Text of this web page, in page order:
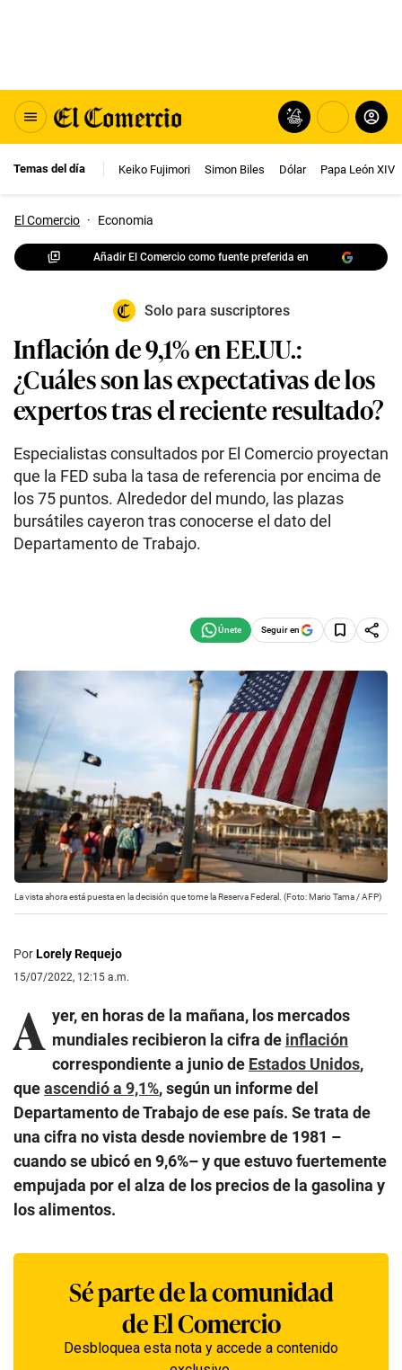
Temas del día Keiko Fujimori Simon Biles Dólar Papa León XIV
El Comercio · Economia
Añadir El Comercio como fuente preferida en
Solo para suscriptores
Inflación de 9,1% en EE.UU.:
¿Cuáles son las expectativas de los
expertos tras el reciente resultado?
Especialistas consultados por El Comercio proyectan
que la FED suba la tasa de referencia por encima de
los 75 puntos. Alrededor del mundo, las plazas
bursátiles cayeron tras conocerse el dato del
Departamento de Trabajo.
Seguir en
La vista ahora está puesta en la decisión que tome la Reserva Federal. (Foto: Mario Tama / AFP)
PorLorely Requejo
15/07/2022, 12:15 a.m.
A yer, en horas de la mañana, los mercados
mundiales recibieron la cifra de inflación
correspondiente a junio de Estados Unidos,
queascendió a 9,1%, según un informe del
Departamento de Trabajo de ese país. Se trata de
una cifra no vista desde noviembre de 1981 –
cuando se ubicó en 9,6%– y que estuvo fuertemente
empujada por el alza de los precios de la gasolina y
los alimentos.